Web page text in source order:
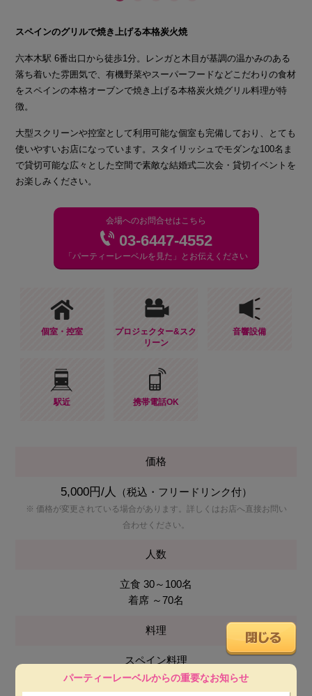
スペインのグリルで焼き上げる本格炭火焼
六本木駅 6番出口から徒歩1分。レンガと木目が基調の温かみのある
落ち着いた雰囲気で、有機野菜やスーパーフードなどこだわりの食材
をスペインの本格オーブンで焼き上げる本格炭火焼グリル料理が特
徴。
大型スクリーンや控室として利用可能な個室も完備しており、とても
使いやすいお店になっています。スタイリッシュでモダンな100名ま
で貸切可能な広々とした空間で素敵な結婚式二次会・貸切イベントを
お楽しみください。
会場へのお問合せはこちら
03-6447-4552
「パーティーレーベルを見た」とお伝えください
個室・控室
プロジェクター&スク
リーン
音響設備
駅近 携帯電話OK
価格
5,000円/人 （税込・フリードリンク付）
※ 価格が変更されている場合があります。詳しくはお店へ直接お問い
合わせください。
人数
立食 30～100名
着席 ～70名
料理
スペイン料理
会場使用料
パーティーレーベルからの重要なお知らせ